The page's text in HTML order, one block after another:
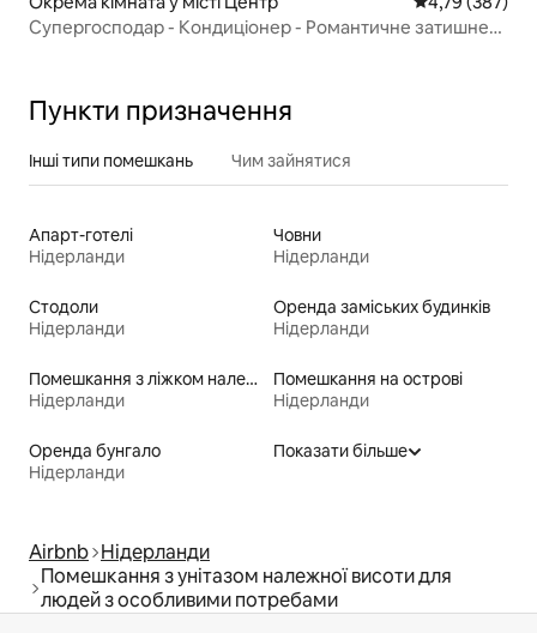
Супергосподар - Кондиціонер - Романтичне затишне
Пункти призначення
Інші типи помешкань Чим зайнятися
Апарт-готелі
Нідерланди
Човни
Нідерланди
Стодоли
Нідерланди
Оренда заміських будинків
Нідерланди
Помешкання з ліжком належної висоти для людей з особливими потребами
Нідерланди
Помешкання на острові
Нідерланди
Оренда бунгало
Нідерланди
Показати більше
Airbnb Нідерланди
Помешкання з унітазом належної висоти для
людей з особливими потребами